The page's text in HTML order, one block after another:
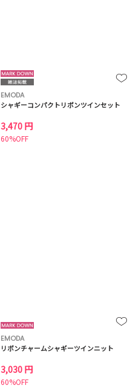
EMODA
シャギーコンパクトリボンツインセット
3,470 円
60%OFF
EMODA
リボンチャームシャギーツインニット
3,030 円
60%OFF